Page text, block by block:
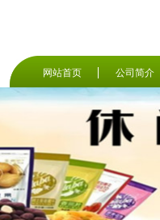
网站首页 公司简介